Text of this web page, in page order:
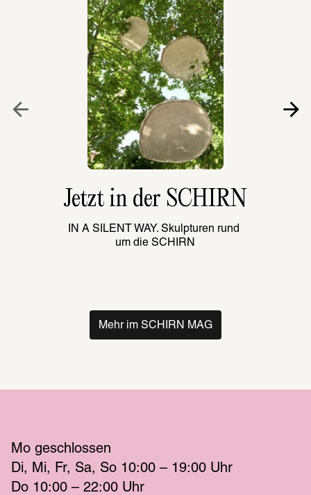
Jetzt in der SCHIRN
IN A SILENT WAY. Skulpturen rund
um die SCHIRN
Mehr im SCHIRN MAG
Mo geschlossen
Di
Mi Fr Sa So 10:00 – 19:00 Uhr
Do 10:00 – 22:00 Uhr